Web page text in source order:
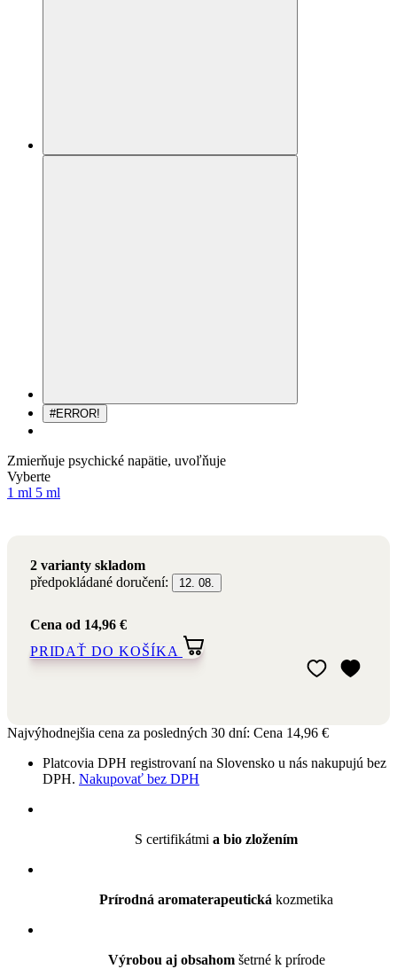
#ERROR!
Zmierňuje psychické napätie, uvoľňuje
Objem
Vyberte
1 ml 5 ml
2 varianty skladom
předpokládané doručení:
12. 08.
Cena od 14,96 €
PRIDAŤ DO KOŠÍKA
Najvýhodnejšia cena za posledných 30 dní: Cena 14,96 €
Platcovia DPH registrovaní na Slovensko u nás nakupujú bez
DPH. Nakupovať bez DPH
S certifikátmi a bio zložením
Prírodná aromaterapeutická kozmetika
Výrobou aj obsahomšetrné k prírode